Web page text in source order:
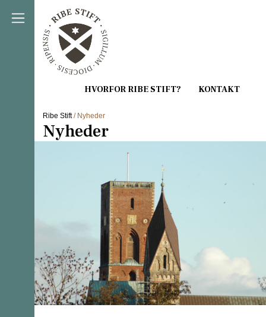
Direkte til indholdet
Ribe Stift/ Nyheder
Nyheder